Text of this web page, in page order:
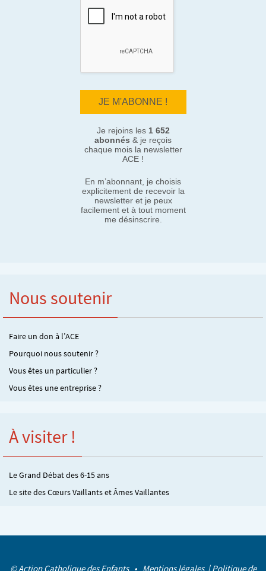
Je rejoins les 1 652
abonnés & je reçois
chaque mois la newsletter
ACE !
En m’abonnant, je choisis
explicitement de recevoir la
newsletter et je peux
facilement et à tout moment
me désinscrire.
Nous soutenir
Faire un don à l’ACE
Pourquoi nous soutenir ?
Vous êtes un particulier ?
Vous êtes une entreprise ?
À visiter !
Le Grand Débat des 6-15 ans
Le site des Cœurs Vaillants et Âmes Vaillantes
© Action Catholique des Enfants • Mentions légales |Politique de